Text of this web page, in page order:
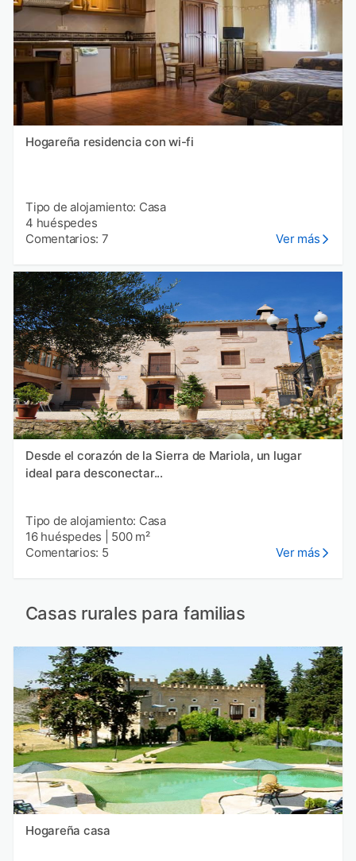
Hogareña residencia con wi-fi
Tipo de alojamiento: Casa
4 huéspedes
Comentarios: 7
Ver más
Desde el corazón de la Sierra de Mariola, un lugar
ideal para desconectar...
Tipo de alojamiento: Casa
16 huéspedes
500 m²
Comentarios: 5
Ver más
Casas rurales para familias
Hogareña casa